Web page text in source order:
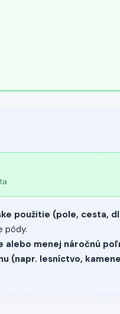
použitie (pole, cesta,
pôdy.
alebo menej náročnú
(napr. lesníctvo,